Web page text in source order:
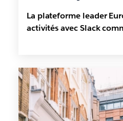
La plateforme leader
activités avec Slack